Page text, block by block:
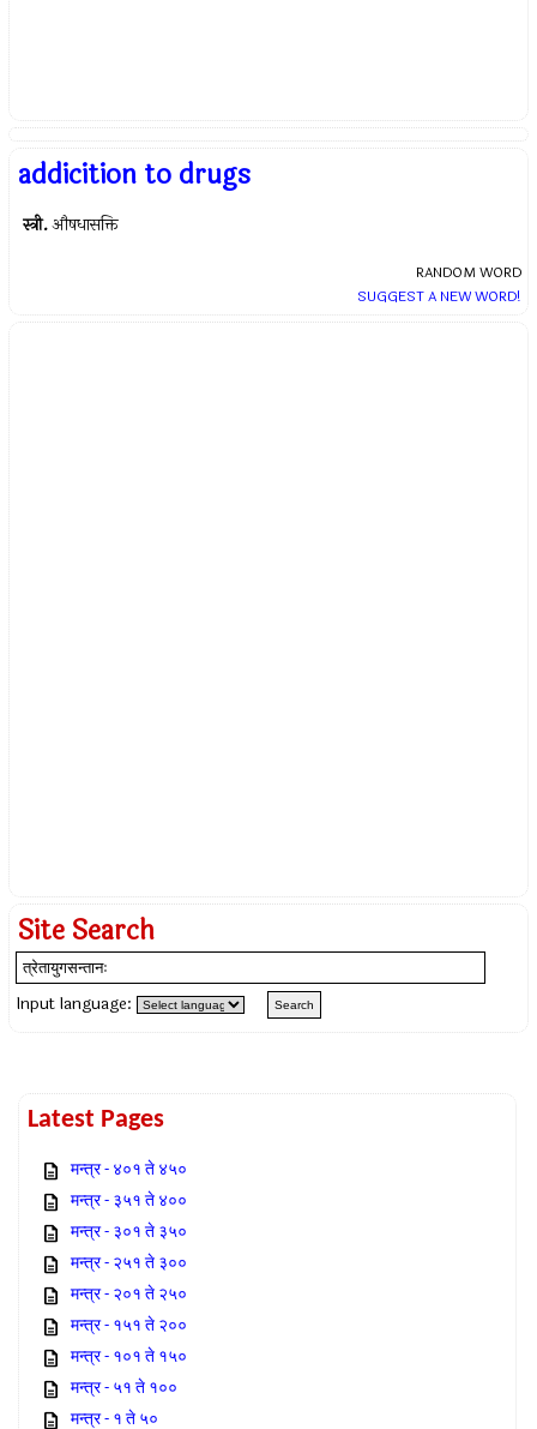
addicition to drugs
स्त्री. औषधासक्ति
RANDOM WORD
SUGGEST A NEW WORD!
Site Search
Input language:
Latest Pages
मन्त्र - ४०१ ते ४५०
मन्त्र - ३५१ ते ४००
मन्त्र - ३०१ ते ३५०
मन्त्र - २५१ ते ३००
मन्त्र - २०१ ते २५०
मन्त्र - १५१ ते २००
मन्त्र - १०१ ते १५०
मन्त्र - ५१ ते १००
मन्त्र - १ ते ५०